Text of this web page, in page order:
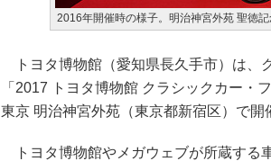
2016年開催時の様子。明治神宮外苑 聖徳
トヨタ博物館（愛知県長久手市）は、
「2017 トヨタ博物館 クラシックカー・
東京 明治神宮外苑（東京都新宿区）で開
トヨタ博物館やメガウェブが所蔵する